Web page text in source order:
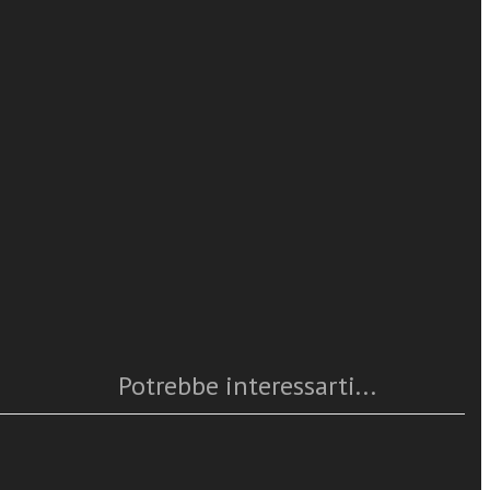
Potrebbe interessarti...